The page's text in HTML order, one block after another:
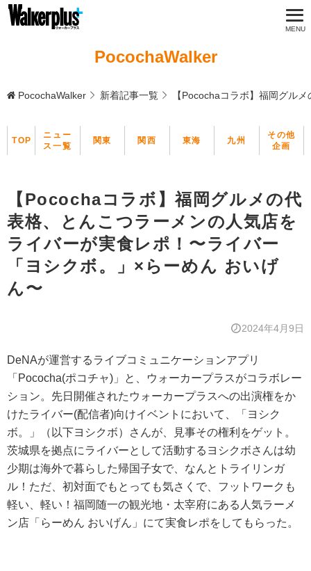
PocochaWalker
PocochaWalker 新着記事一覧 【Pocochaコラボ】福岡グル
TOP
ニュー
ス一覧
関東 関西 東海 九州
その他
企画
【Pocochaコラボ】福岡グルメの代
表格、とんこつラーメンの人気店を
ライバーが実食レポ！〜ライバー
「ヨシクボ。」×らーめん おいげ
ん〜
2024年4月9日
DeNAが運営するライブコミュニケーションアプリ
「Pococha(ポコチャ)」と、ウォーカープラスがコラボレー
ション。先日開催されたウォーカープラスへの出演権をか
けたライバー(配信者)向けイベントにおいて、「ヨシク
ボ。」（以下ヨシクボ）さんが、見事その権利をゲット。
茨城県を拠点にライバーとして活動するヨシクボさんは幼
少期は海外で暮らした帰国子女で、なんとトライリンガ
ル！ただ、初対面でもとっても気さくで、フットワークも
軽い、軽い！福岡随一の観光地・太宰府にある人気ラーメ
ン店「らーめん おいげん」にて実食レポをしてもらった。